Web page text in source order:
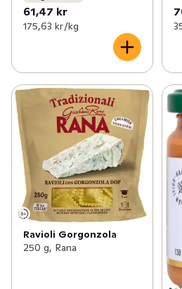
61,47 kr
175,63 kr /kg
Ravioli Gorgonzola
250 g, Rana